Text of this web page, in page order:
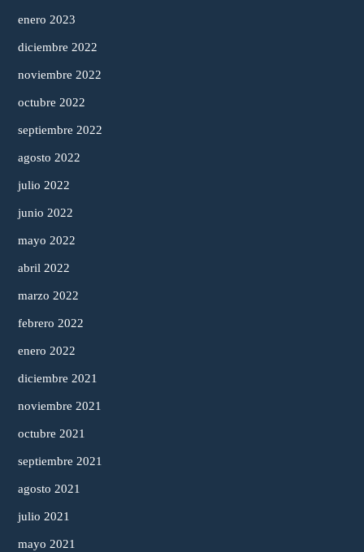
enero 2023
diciembre 2022
noviembre 2022
octubre 2022
septiembre 2022
agosto 2022
julio 2022
junio 2022
mayo 2022
abril 2022
marzo 2022
febrero 2022
enero 2022
diciembre 2021
noviembre 2021
octubre 2021
septiembre 2021
agosto 2021
julio 2021
mayo 2021